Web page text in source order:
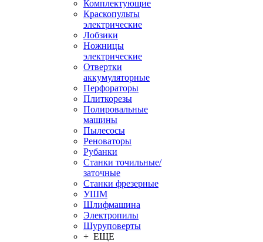
Комплектующие
Краскопульты
электрические
Лобзики
Ножницы
электрические
Отвертки
аккумуляторные
Перфораторы
Плиткорезы
Полировальные
машины
Пылесосы
Реноваторы
Рубанки
Станки точильные/
заточные
Станки фрезерные
УШМ
Шлифмашина
Электропилы
Шуруповерты
+ ЕЩЕ